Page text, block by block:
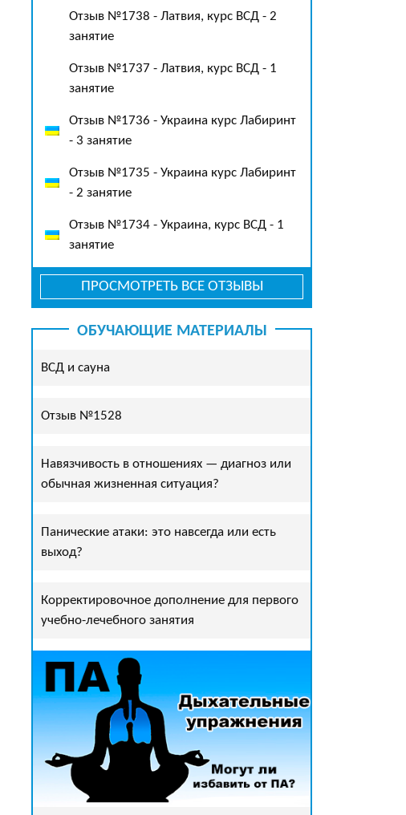
Отзыв №1738 - Латвия, курс ВСД - 2
занятие
Отзыв №1737 - Латвия, курс ВСД - 1
занятие
Отзыв №1736 - Украина курс Лабиринт
- 3 занятие
Отзыв №1735 - Украина курс Лабиринт
- 2 занятие
Отзыв №1734 - Украина, курс ВСД - 1
занятие
ПРОСМОТРЕТЬ ВСЕ ОТЗЫВЫ
ОБУЧАЮЩИЕ МАТЕРИАЛЫ
ВСД и сауна
Отзыв №1528
Навязчивость в отношениях — диагноз или
обычная жизненная ситуация?
Панические атаки: это навсегда или есть
выход?
Корректировочное дополнение для первого
учебно-лечебного занятия